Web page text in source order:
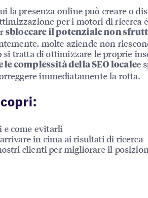
la presenza online può creare o
per i motori di ricerca è
sbloccare il potenziale non
molte aziende non
si tratta di ottimizzare le proprie
le complessità della SEO localee
immediatamente la rotta.
e come evitarli
in cima ai risultati di ricerca
clienti per migliorare il